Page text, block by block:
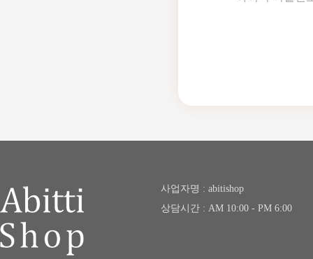
사업자명 : abitishop
상담시간 : AM 10:00 - PM 6:00